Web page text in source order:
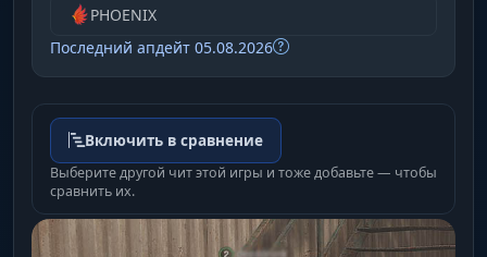
PHOENIX
Последний апдейт 05.08.2026
Включить в сравнение
Выберите другой чит этой игры и тоже добавьте — чтобы
сравнить их.